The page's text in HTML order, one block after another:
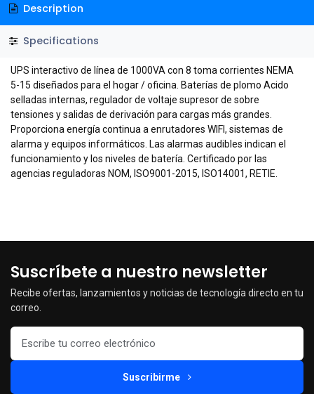
Description
Specifications
UPS interactivo de línea de 1000VA con 8 toma corrientes NEMA
5-15 diseñados para el hogar / oficina. Baterías de plomo Acido
selladas internas, regulador de voltaje supresor de sobre
tensiones y salidas de derivación para cargas más grandes.
Proporciona energía continua a enrutadores WIFI, sistemas de
alarma y equipos informáticos. Las alarmas audibles indican el
funcionamiento y los niveles de batería. Certificado por las
agencias reguladoras NOM, ISO9001-2015, ISO14001, RETIE.
Suscríbete a nuestro newsletter
Recibe ofertas, lanzamientos y noticias de tecnología directo en tu
correo.
Suscribirme